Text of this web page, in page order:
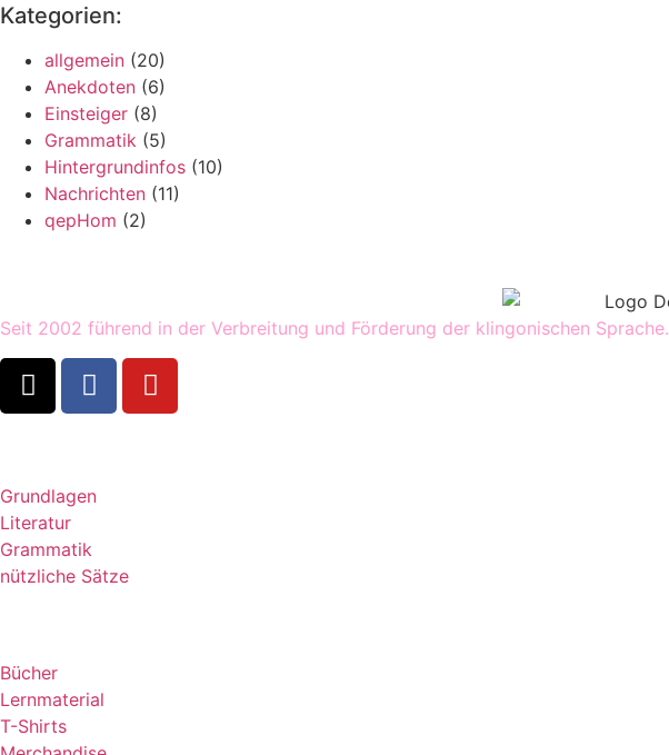
Kategorien:
allgemein (20)
Anekdoten (6)
Einsteiger (8)
Grammatik (5)
Hintergrundinfos (10)
Nachrichten (11)
qepHom (2)
Seit 2002 führend in der Verbreitung und Förderung der klingonischen Sprache.
Grundlagen
Literatur
Grammatik
nützliche Sätze
Bücher
Lernmaterial
T-Shirts